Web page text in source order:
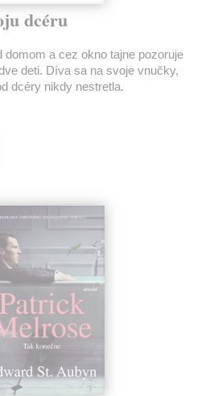
dcéru
domom a cez okno tajne pozoruje
deti. Díva sa na svoje vnučky,
dcéry nikdy nestretla.